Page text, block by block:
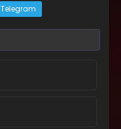
Telegram